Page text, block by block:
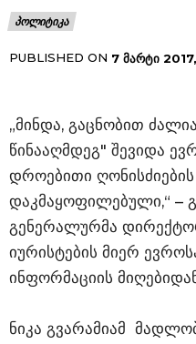
ᲞᲝᲚᲘᲢᲘᲙᲐ
PUBLISHED ON 7 ᲛᲐᲠᲢᲘ
„მინდა, გაცნობით
წინააღმდეგ" შევიდა
დროებითი
დაკმაყოფილებული,“ –
გენერალურმა
იურისტების მიერ
ინფორმაციის
ნიკა გვარამიამ